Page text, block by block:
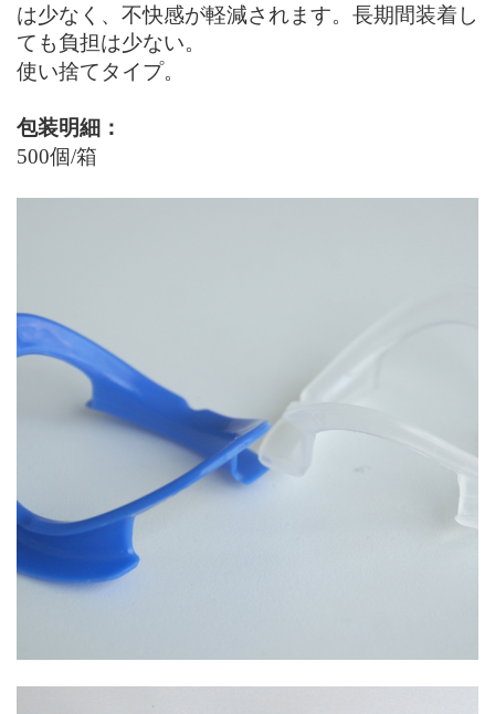
は少なく、不快感が軽減されます。長期間装着し
ても負担は少ない。
使い捨てタイプ。
包装明細：
500個/箱